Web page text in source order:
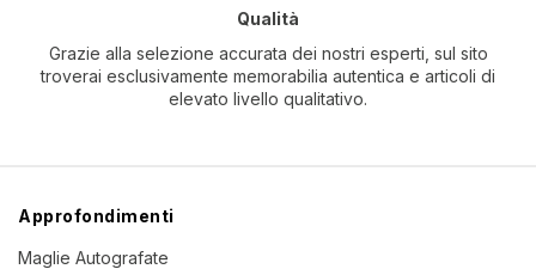
Qualità
Grazie alla selezione accurata dei nostri esperti, sul sito
troverai esclusivamente memorabilia autentica e articoli di
elevato livello qualitativo.
Approfondimenti
Maglie Autografate